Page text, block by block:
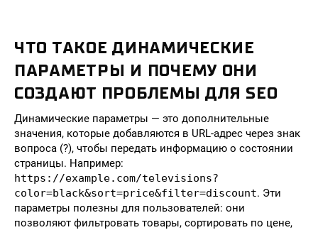
ЧТО ТАКОЕ ДИНАМИЧЕСКИЕ
ПАРАМЕТРЫ И ПОЧЕМУ ОНИ
СОЗДАЮТ ПРОБЛЕМЫ ДЛЯ SEO
Динамические параметры — это дополнительные
значения, которые добавляются в URL-адрес через знак
вопроса (?), чтобы передать информацию о состоянии
страницы. Например:
https://example.com/televisions?
color=black&sort=price&filter=discount. Эти
параметры полезны для пользователей: они
позволяют фильтровать товары, сортировать по цене,